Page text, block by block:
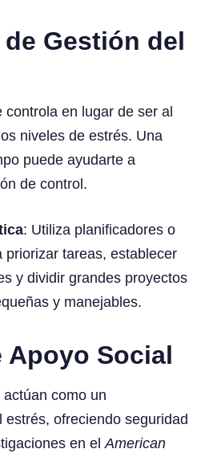
Gestión del
controla en lugar de ser al
niveles de estrés. Una
puede ayudarte a
de control.
: Utiliza planificadores o
priorizar tareas, establecer
y dividir grandes proyectos
y manejables.
Apoyo Social
como un
ofreciendo seguridad
en el American